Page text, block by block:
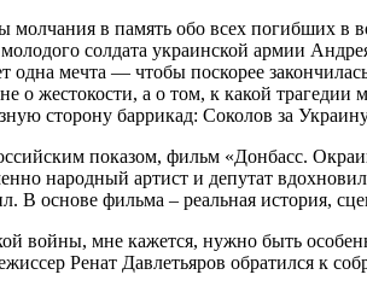
молчания в память обо всех погибших
молодого солдата украинской армии
одна мечта — чтобы поскорее
о жестокости, а о том, к какой
сторону баррикад: Соколов за
показом, фильм «Донбасс.
народный артист и депутат
В основе фильма – реальная история,
войны, мне кажется, нужно быть
Ренат Давлетьяров обратился к